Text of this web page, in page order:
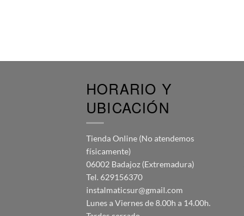
HORARIO Y
UBICACIÓN
Tienda Online (No atendemos
físicamente)
06002 Badajoz (Extremadura)
Tel. 629156370
instalmaticsur@gmail.com
Lunes a Viernes de 8.00h a 14.00h.